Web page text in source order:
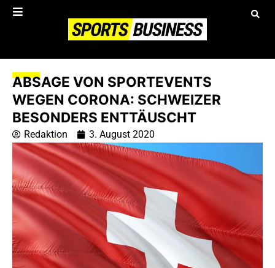
ABSAGE VON SPORTEVENTS
WEGEN CORONA: SCHWEIZER
BESONDERS ENTTÄUSCHT
Redaktion 3. August 2020